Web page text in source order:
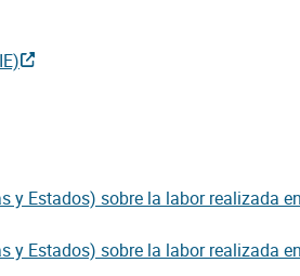
Estados) sobre la labor realizada
Estados) sobre la labor realizada